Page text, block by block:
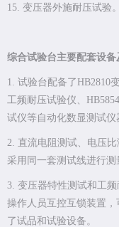
15. 变压器外施耐压试验。
综合试验台主要配套设备
1. 试验台配备了HB2810
工频耐压试验仪、
试仪等自动化数显测试仪
2. 直流电阻测试、电压
采用同一套测试线进行测
3. 变压器特性测试和工
操作人员互控互锁装置
了试品和试验设备。